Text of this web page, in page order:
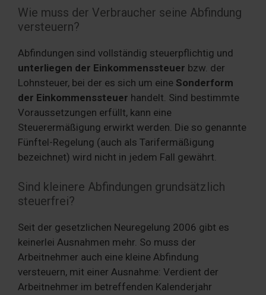
Wie muss der Verbraucher seine Abfindung
versteuern?
Abfindungen sind vollständig steuerpflichtig und
unterliegen der Einkommenssteuer bzw. der
Lohnsteuer, bei der es sich um eine Sonderform
der Einkommenssteuer handelt. Sind bestimmte
Voraussetzungen erfüllt, kann eine
Steuerermäßigung erwirkt werden. Die so genannte
Fünftel-Regelung (auch als Tarifermäßigung
bezeichnet) wird nicht in jedem Fall gewährt.
Sind kleinere Abfindungen grundsätzlich
steuerfrei?
Seit der gesetzlichen Neuregelung 2006 gibt es
keinerlei Ausnahmen mehr. So muss der
Arbeitnehmer auch eine kleine Abfindung
versteuern, mit einer Ausnahme: Verdient der
Arbeitnehmer im betreffenden Kalenderjahr